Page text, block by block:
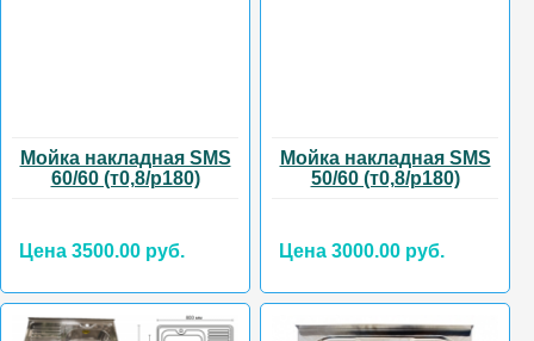
Мойка накладная SMS
60/60 (т0,8/р180)
Цена 3500.00 руб.
Мойка накладная SMS
50/60 (т0,8/р180)
Цена 3000.00 руб.